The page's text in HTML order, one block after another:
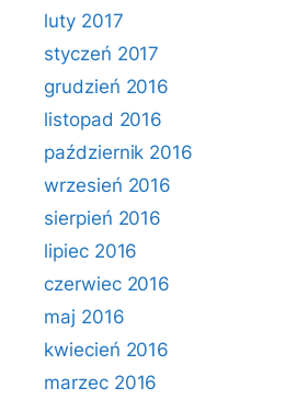
luty 2017
styczeń 2017
grudzień 2016
listopad 2016
październik 2016
wrzesień 2016
sierpień 2016
lipiec 2016
czerwiec 2016
maj 2016
kwiecień 2016
marzec 2016